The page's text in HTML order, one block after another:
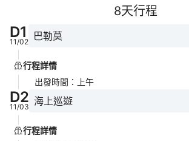
8天行程
D1
11/02 巴勒莫
行程詳情
出發時間 ： 上午
D2
11/03 海上巡遊
行程詳情